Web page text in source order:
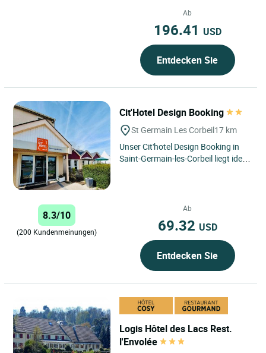
ein emblematisches...
Ab
196.41 USD
Entdecken Sie
Cit'Hotel Design Booking
St Germain Les Corbeil17 km
Unser Cit'hotel Design Booking in
Saint-Germain-les-Corbeil liegt ideal
8.3/10
(200 Kundenmeinungen)
Ab
69.32 USD
Entdecken Sie
Logis Hôtel des Lacs Rest.
l'Envolée